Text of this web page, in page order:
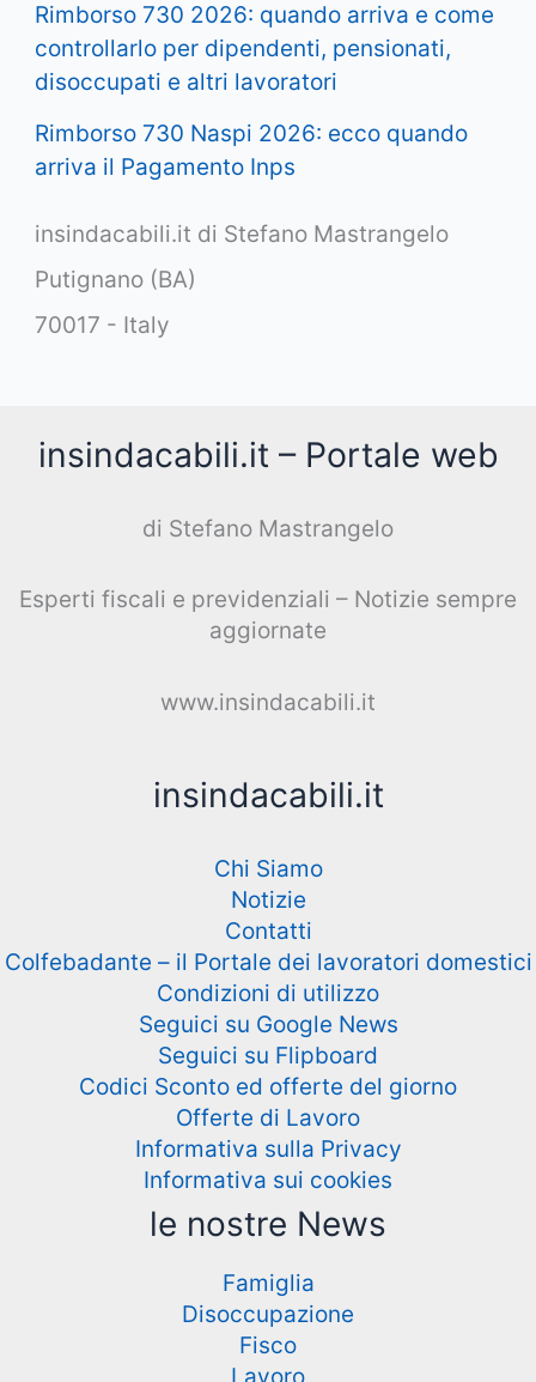
Rimborso 730 2026: quando arriva e come
controllarlo per dipendenti, pensionati,
disoccupati e altri lavoratori
Rimborso 730 Naspi 2026: ecco quando
arriva il Pagamento Inps
insindacabili.it di Stefano Mastrangelo
Putignano (BA)
70017 - Italy
insindacabili.it – Portale web
di Stefano Mastrangelo
Esperti fiscali e previdenziali – Notizie sempre
aggiornate
www.insindacabili.it
insindacabili.it
Chi Siamo
Notizie
Contatti
Colfebadante – il Portale dei lavoratori domestici
Condizioni di utilizzo
Seguici su Google News
Seguici su Flipboard
Codici Sconto ed offerte del giorno
Offerte di Lavoro
Informativa sulla Privacy
Informativa sui cookies
le nostre News
Famiglia
Disoccupazione
Fisco